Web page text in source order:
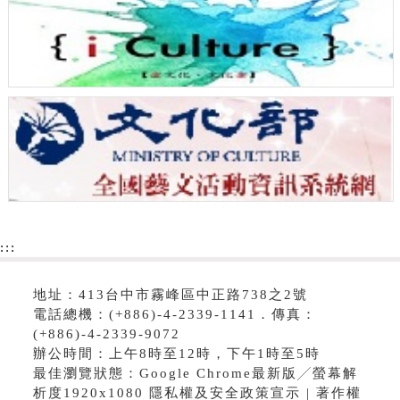
:::
地址：413台中市霧峰區中正路738之2號
電話總機：(+886)-4-2339-1141．傳真：
(+886)-4-2339-9072
辦公時間：上午8時至12時，下午1時至5時
最佳瀏覽狀態：Google Chrome最新版╱螢幕解
析度1920x1080 隱私權及安全政策宣示 | 著作權